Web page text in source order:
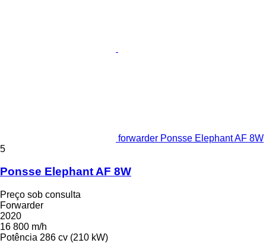
forwarder Ponsse Elephant AF 8W
5
Ponsse Elephant AF 8W
Preço sob consulta
Forwarder
2020
16 800 m/h
Potência 286 cv (210 kW)